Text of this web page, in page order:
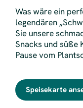
Was wäre ein
legendären
Sie unsere
Snacks und süße
Pause vom
Speisekarte